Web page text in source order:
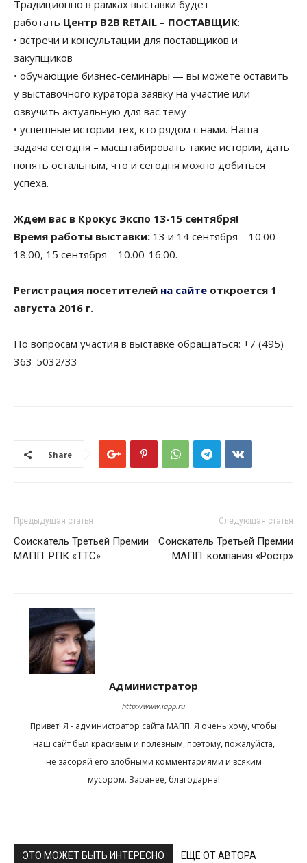
Традиционно в рамках выставки будет
работать Центр B2B RETAIL – ПОСТАВЩИК:
• встречи и консультации для поставщиков и
закупщиков
• обучающие бизнес-семинары — вы можете оставить
у выставочного куратора заявку на участие или
озвучить актуальную для вас тему
• успешные истории тех, кто рядом с нами. Наша
задача сегодня – масштабировать такие истории, дать
понять остальным, что и сегодня можно добиться
успеха.
Ждем вас в Крокус Экспо 13-15 сентября!
Время работы выставки: 13 и 14 сентября – 10.00-
18.00, 15 сентября – 10.00-16.00.
Регистрация посетителей на сайте откроется 1
августа 2016 г.
По вопросам участия в выставке обращаться: +7 (495)
363-5032/33
Share
Предыдущая статья
Соискатель Третьей Премии
МАПП: РПК «ТТС»
Следующая статья
Соискатель Третьей Премии
МАПП: компания «Ростр»
Администратор
http://www.iapp.ru
Привет! Я - администратор сайта МАПП. Я очень хочу, чтобы
наш сайт был красивым и полезным, поэтому, пожалуйста,
не засоряй его злобными комментариями и всяким
мусором. Заранее, благодарна!
ЭТО МОЖЕТ БЫТЬ ИНТЕРЕСНО ЕЩЕ ОТ АВТОРА